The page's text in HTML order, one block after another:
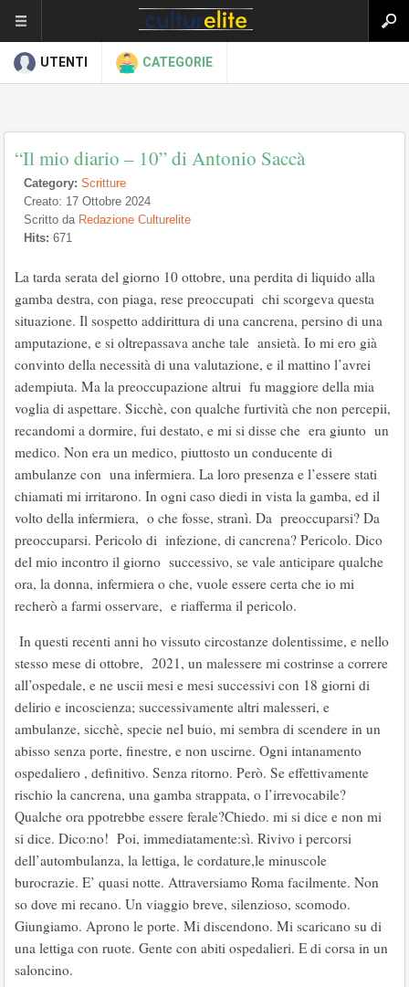
UTENTI CATEGORIE
“Il mio diario – 10” di Antonio Saccà
Category: Scritture
Creato: 17 Ottobre 2024
Scritto da Redazione Culturelite
Hits: 671
La tarda serata del giorno 10 ottobre, una perdita di liquido alla
gamba destra, con piaga, rese preoccupati chi scorgeva questa
situazione. Il sospetto addirittura di una cancrena, persino di una
amputazione, e si oltrepassava anche tale ansietà. Io mi ero già
convinto della necessità di una valutazione, e il mattino l’avrei
adempiuta. Ma la preoccupazione altrui fu maggiore della mia
voglia di aspettare. Sicchè, con qualche furtività che non percepii,
recandomi a dormire, fui destato, e mi si disse che era giunto un
medico. Non era un medico, piuttosto un conducente di
ambulanze con una infermiera. La loro presenza e l’essere stati
chiamati mi irritarono. In ogni caso diedi in vista la gamba, ed il
volto della infermiera, o che fosse, stranì. Da preoccuparsi? Da
preoccuparsi. Pericolo di infezione, di cancrena? Pericolo. Dico
del mio incontro il giorno successivo, se vale anticipare qualche
ora, la donna, infermiera o che, vuole essere certa che io mi
recherò a farmi osservare, e riafferma il pericolo.
In questi recenti anni ho vissuto circostanze dolentissime, e nello
stesso mese di ottobre, 2021, un malessere mi costrinse a correre
all’ospedale, e ne uscii mesi e mesi successivi con 18 giorni di
delirio e incoscienza; successivamente altri malesseri, e
ambulanze, sicchè, specie nel buio, mi sembra di scendere in un
abisso senza porte, finestre, e non uscirne. Ogni intanamento
ospedaliero , definitivo. Senza ritorno. Però. Se effettivamente
rischio la cancrena, una gamba strappata, o l’irrevocabile?
Qualche ora ppotrebbe essere ferale?Chiedo. mi si dice e non mi
si dice. Dico:no! Poi, immediatamente:sì. Rivivo i percorsi
dell’autombulanza, la lettiga, le cordature,le minuscole
burocrazie. E’ quasi notte. Attraversiamo Roma facilmente. Non
so dove mi recano. Un viaggio breve, silenzioso, scomodo.
Giungiamo. Aprono le porte. Mi discendono. Mi scaricano su di
una lettiga con ruote. Gente con abiti ospedalieri. E di corsa in un
saloncino.